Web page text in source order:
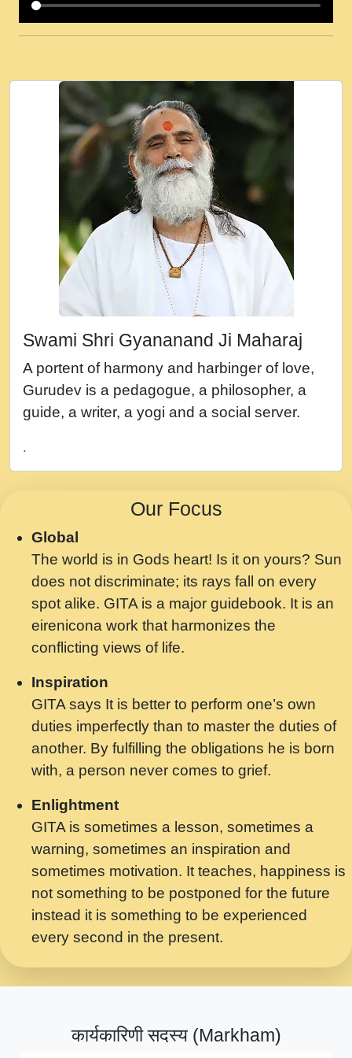
कई पकड क मर हथ र मह वदवन पहच दय! मह जन
Ki - Krishna Bhajan - New Bhajan 2020
#Ishwar Bhakti.mp3
जब से गीता ज्ञान पाया मैं बड़ी मस्ती में हूँ । 2018 -
Rishikesh - Ratan Ji Rasik.mp3
तन हल दल द सनव मड उतत सर रख क, नल रव त
गल लग जव त सर उतत हथ रख द!.mp3
तू कर प्रीतम से प्रीत, यूहीं दिन बीतते जाते हैं ।
2018 - Rishikesh - Swami Gyananand Ji
Maharaj.mp3
न म गवद गपल गद फर, पयर महन न रझद फर! shri
नह भरस रह लडडल... अपन खट करम क !!!! मह दद
सहर चरण क .....mp3
बगड नसब कसन सवर तर बगर Shri ravinandan
shastri ji maharaj.mp3
Chahe Ram Ho Chahe Shyam Ho.mp3
मझ अपन जवन बनन न आय, रठ हर क मनन न आय
Shri ravinandan shastri ji maharaj.mp3
मन अशांत मंत्र जाप - गीता प्रेरणा -Swami
Gyananand Ji Maharaj.mp3
मन बध लय परम वल कगन Special Shyam
Saawariya.mp3
मर गनय न अपरध लडडल शर रध.... Shri
ravinandan shastri ji maharaj.mp3
मेरे मन हरी का ध्यान लगा - भजन भाव - 2018 -
Rishikesh - Swami Gyananand Ji
Maharaj.mp3
यह हसरत तलब ह नकज कमर Yahi Hasraten
Talab Hai Bhav Pravah #bhajan.mp3
लडल ज बल ल क ज न लग Sadhvi Purnima Ji
7.9.2021 जवल नगर दलल #बसर.mp3
सख भ मझ पयर ह दख भ मझ पयर ह!छड म कस दत
सपरहट भजन 2021 - तर अखय ह जद भर बहर ज म
सपरहट शयम भजन - जय जय शयम जय जय शयम
Swami Shri Gyananand Ji Maharaj
A portent of harmony and harbinger of love,
Gurudev is a pedagogue, a philosopher, a
guide, a writer, a yogi and a social server.
.
Our Focus
Global
The world is in Gods heart! Is it on yours? Sun
does not discriminate; its rays fall on every
spot alike. GITA is a major guidebook. It is an
eirenicona work that harmonizes the
conflicting views of life.
Inspiration
GITA says It is better to perform one’s own
duties imperfectly than to master the duties of
another. By fulfilling the obligations he is born
with, a person never comes to grief.
Enlightment
GITA is sometimes a lesson, sometimes a
warning, sometimes an inspiration and
sometimes motivation. It teaches, happiness is
not something to be postponed for the future
instead it is something to be experienced
every second in the present.
कार्यकारिणी सदस्य (Markham)